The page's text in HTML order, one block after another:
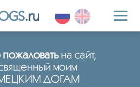
.ru
на сайт,
моим
ДОГАМ